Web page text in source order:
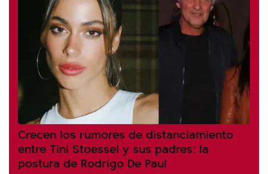
Crecen los rumores de distanciamiento
entre Tini Stoessel y sus padres: la
postura de Rodrigo De Paul